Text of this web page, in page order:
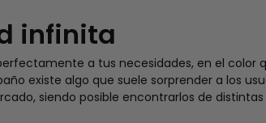
infinita
a tus necesidades, en el color
existe algo que suele sorprender a los
siendo posible encontrarlos de